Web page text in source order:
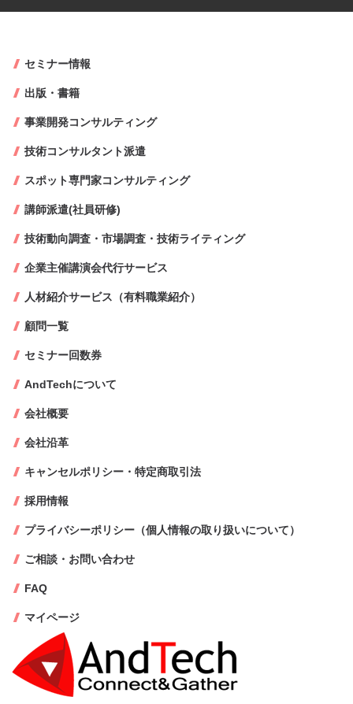
セミナー情報
出版・書籍
事業開発コンサルティング
技術コンサルタント派遣
スポット専門家コンサルティング
講師派遣(社員研修)
技術動向調査・市場調査・技術ライティング
企業主催講演会代行サービス
人材紹介サービス（有料職業紹介）
顧問一覧
セミナー回数券
AndTechについて
会社概要
会社沿革
キャンセルポリシー・特定商取引法
採用情報
プライバシーポリシー（個人情報の取り扱いについて）
ご相談・お問い合わせ
FAQ
マイページ